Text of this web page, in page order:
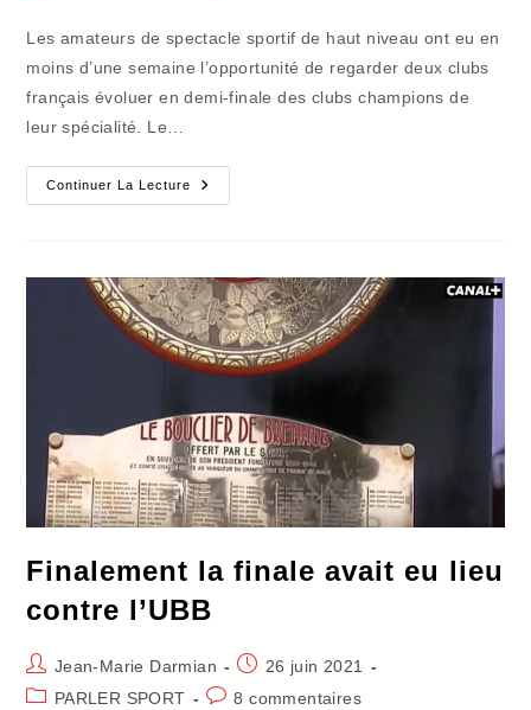
publication :
Les amateurs de spectacle sportif de haut niveau ont eu en
moins d’une semaine l’opportunité de regarder deux clubs
français évoluer en demi-finale des clubs champions de
leur spécialité. Le…
Continuer La Lecture
Un
Demi
Démission
Finalement la finale avait eu lieu
contre l’UBB
Auteur/autrice
de
Jean-Marie Darmian
Publication
publiée :
26 juin 2021
PostPARLER SPORT
Commentaires
8 commentaires